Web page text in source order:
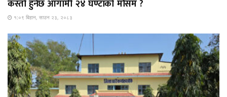
कस्तो हुनेछ आगामी २४ घण्टाको मौसम ?
१:०९ बिहान, साउन २३, २०८३